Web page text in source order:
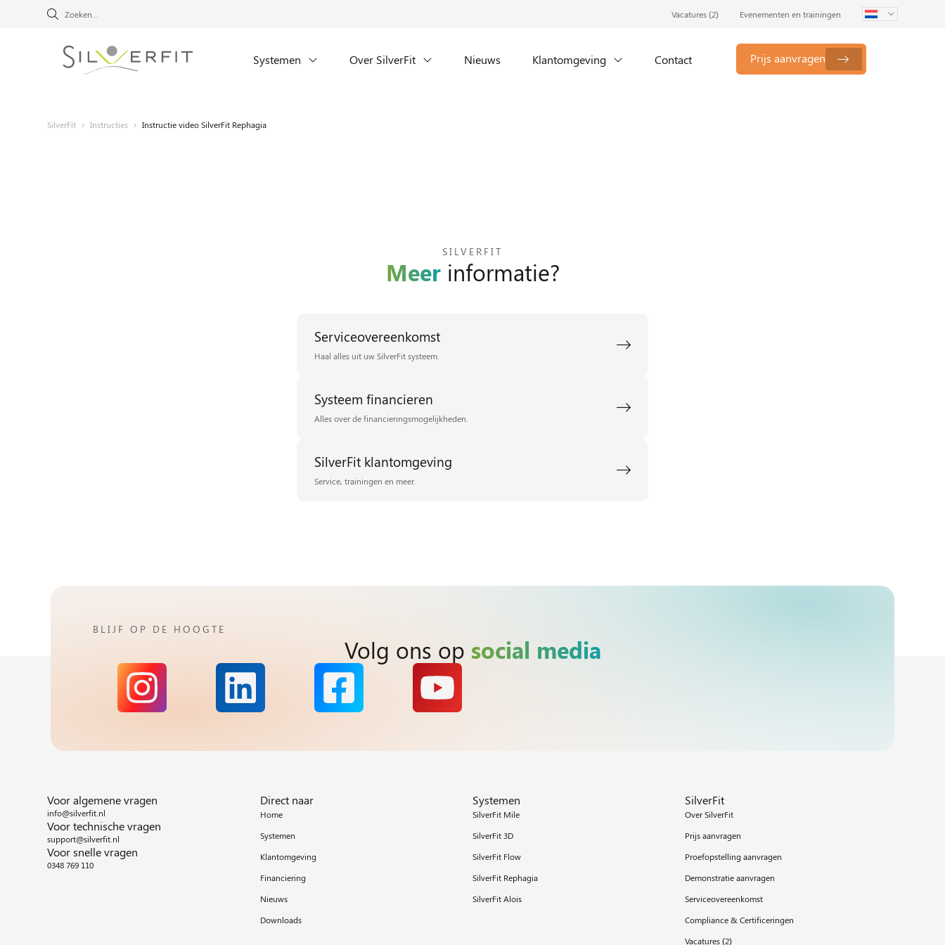
Vacatures (2) Evenementen en trainingen
Systemen Over SilverFit Nieuws Klantomgeving Contact Prijs aanvragen
SilverFit › Instructies › Instructie video SilverFit Rephagia
SILVERFIT
Meerinformatie?
Serviceovereenkomst
Haal alles uit uw SilverFit systeem.
Systeem financieren
Alles over de financieringsmogelijkheden.
SilverFit klantomgeving
Service, trainingen en meer.
BLIJF OP DE HOOGTE
Volg ons op social media
Voor algemene vragen
info@silverfit.nl
Voor technische vragen
support@silverfit.nl
Voor snelle vragen
0348 769 110
Direct naar
Home
Systemen
Klantomgeving
Financiering
Nieuws
Downloads
Systemen
SilverFit Mile
SilverFit 3D
SilverFit Flow
SilverFit Rephagia
SilverFit Alois
SilverFit
Over SilverFit
Prijs aanvragen
Proefopstelling aanvragen
Demonstratie aanvragen
Serviceovereenkomst
Compliance & Certificeringen
Vacatures (2)